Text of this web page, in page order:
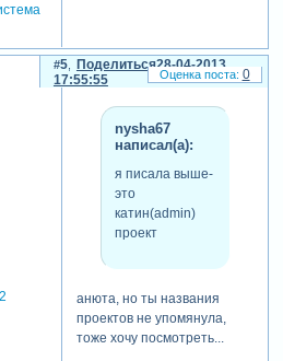
Поделиться
5
28-04-2013
17:55:55
nysha67
написал(а):
я писала выше-
это
катин(admin)
проект
анюта, но ты названия
проектов не упомянула,
тоже хочу посмотреть...
0